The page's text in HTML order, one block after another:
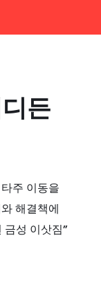
든
주 이동을
해결책에
성 이삿짐”